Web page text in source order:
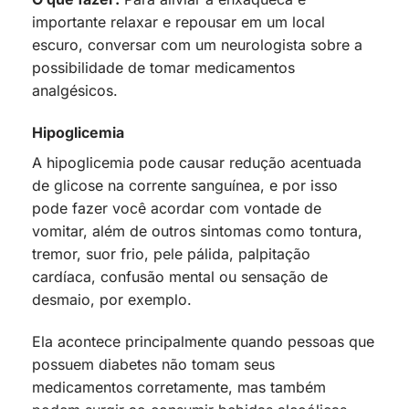
importante relaxar e repousar em um local
escuro, conversar com um neurologista sobre a
possibilidade de tomar medicamentos
analgésicos.
Hipoglicemia
A hipoglicemia pode causar redução acentuada
de glicose na corrente sanguínea, e por isso
pode fazer você acordar com vontade de
vomitar, além de outros sintomas como tontura,
tremor, suor frio, pele pálida, palpitação
cardíaca, confusão mental ou sensação de
desmaio, por exemplo.
Ela acontece principalmente quando pessoas que
possuem diabetes não tomam seus
medicamentos corretamente, mas também